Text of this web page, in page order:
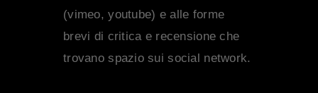
(vimeo, youtube) e alle forme
brevi di critica e recensione che
trovano spazio sui social network.